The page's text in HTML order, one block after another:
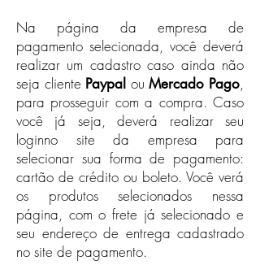
Na página da empresa de
pagamento selecionada, você deverá
realizar um cadastro caso ainda não
seja cliente Paypal ouMercado Pago,
para prosseguir com a compra. Caso
você já seja, deverá realizar seu
loginno site da empresa para
selecionar sua forma de pagamento:
cartão de crédito ou boleto. Você verá
os produtos selecionados nessa
página, com o frete já selecionado e
seu endereço de entrega cadastrado
no site de pagamento.​